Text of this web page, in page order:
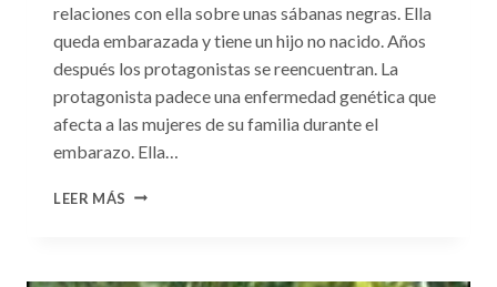
relaciones con ella sobre unas sábanas negras. Ella
queda embarazada y tiene un hijo no nacido. Años
después los protagonistas se reencuentran. La
protagonista padece una enfermedad genética que
afecta a las mujeres de su familia durante el
embarazo. Ella…
LEER MÁS CONSULTA